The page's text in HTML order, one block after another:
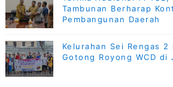
Tambunan Berharap
Pembangunan Daerah
Kelurahan Sei Rengas
Gotong Royong WCD di